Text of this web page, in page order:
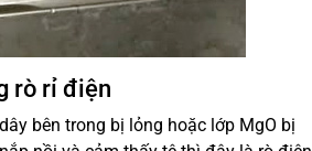
rò rỉ điện
bên trong bị lỏng hoặc lớp MgO bị